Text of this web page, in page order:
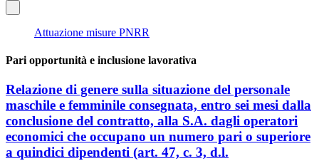
Attuazione misure PNRR
Pari opportunità e inclusione lavorativa
Relazione di genere sulla situazione del personale
maschile e femminile consegnata, entro sei mesi dalla
conclusione del contratto, alla S.A. dagli operatori
economici che occupano un numero pari o superiore
a quindici dipendenti (art. 47, c. 3, d.l.